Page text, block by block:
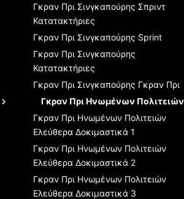
Γκραν Πρι Σινγκαπούρης Σπριντ
Κατατακτήριες
Γκραν Πρι Σινγκαπούρης Sprint
Γκραν Πρι Σινγκαπούρης
Κατατακτήριες
Γκραν Πρι Σινγκαπούρης Γκραν Πρι
Γκραν Πρι Ηνωμένων Πολιτειών
Γκραν Πρι Ηνωμένων Πολιτειών
Ελεύθερα Δοκιμαστικά 1
Γκραν Πρι Ηνωμένων Πολιτειών
Ελεύθερα Δοκιμαστικά 2
Γκραν Πρι Ηνωμένων Πολιτειών
Ελεύθερα Δοκιμαστικά 3